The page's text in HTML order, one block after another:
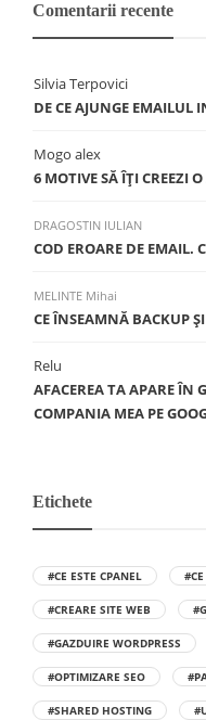
Comentarii recente
Silvia Terpovici
DE CE AJUNGE EMAILUL
Mogo alex
6 MOTIVE SĂ ÎŢI CREEZI
DRAGOSTIN IULIAN
COD EROARE DE EMAIL.
MELINTE Mihai
CE ÎNSEAMNĂ BACKUP
Relu
AFACEREA TA APARE ÎN
COMPANIA MEA PE
Etichete
#CE ESTE CPANEL
#CREARE SITE WEB
#GAZDUIRE WORDPRESS
#OPTIMIZARE SEO
#SHARED HOSTING